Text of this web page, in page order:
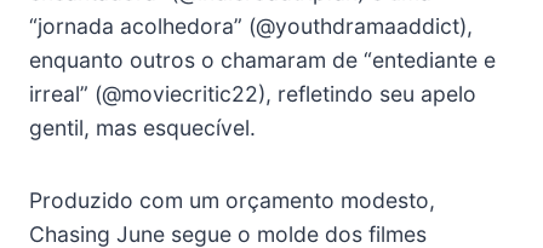
“jornada acolhedora” (@youthdramaaddict),
enquanto outros o chamaram de “entediante e
irreal” (@moviecritic22), refletindo seu apelo
gentil, mas esquecível.
Produzido com um orçamento modesto,
Chasing June segue o molde dos filmes